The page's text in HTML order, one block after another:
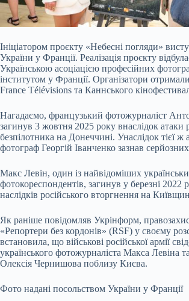
Ініціатором проєкту «Небесні погляди»
України у Франції. Реалізація проєкту
Українською асоціацією професійних
інститутом у Франції. Організатори
France Télévisions та Каннського
Нагадаємо, французький фотожурналіст
загинув 3 жовтня 2025 року внаслідок атаки
безпілотника на Донеччині. Унаслідок тієї ж
фотограф Георгій Іванченко зазнав
Макс Левін, один із найвідоміших
фотокореспондентів, загинув у березні 2022
наслідків російського вторгнення на
Як раніше повідомляв Укрінформ,
«Репортери без кордонів» (RSF) у своєму
встановила, що військові російської армії
українського фотожурналіста Макса Левіна
Олексія Чернишова поблизу Києва.
Фото надані посольством України у Франції